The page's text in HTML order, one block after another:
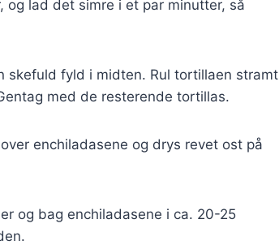
lad det simre i et par minutter, så
fyld i midten. Rul tortillaen stramt
med de resterende tortillas.
enchiladasene og drys revet ost på
og bag enchiladasene i ca. 20-25